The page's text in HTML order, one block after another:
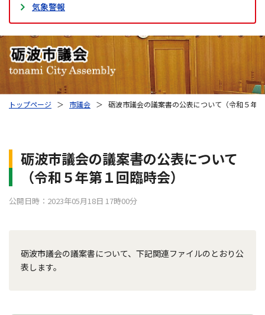
気象警報
トップページ ＞ 市議会 ＞ 砺波市議会の議案書の公表について（令和５年
砺波市議会の議案書の公表について
（令和５年第１回臨時会）
公開日時：2023年05月18日 17時00分
砺波市議会の議案書について、下記関連ファイルのとおり公
表します。